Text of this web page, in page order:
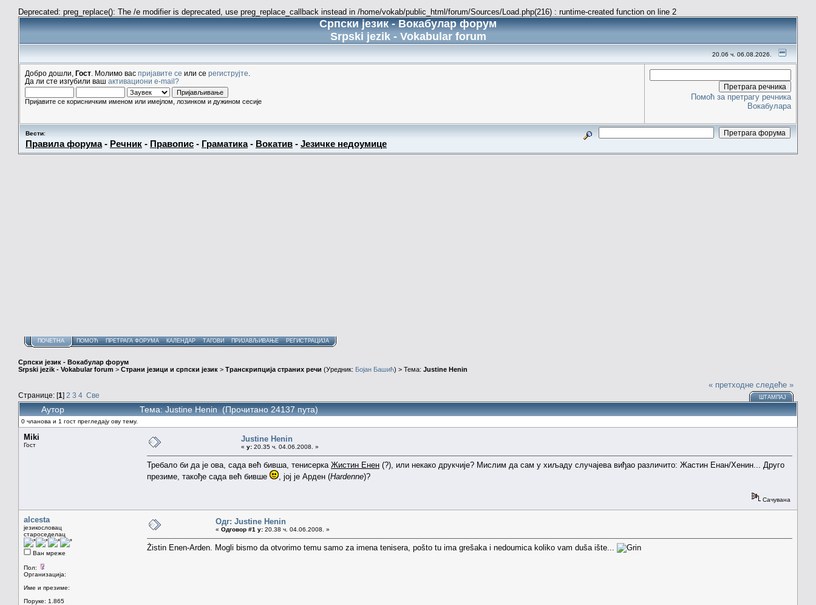
Deprecated: preg_replace(): The /e modifier is deprecated, use preg_replace_callback instead in /home/vokab/public_html/forum/Sources/Load.php(216) : runtime-created function on line 2
Српски језик - Вокабулар форум
Srpski jezik - Vokabular forum
20.06 ч. 06.08.2026.
Добро дошли, Гост . Молимо вас пријавите се или се региструјте
Да ли сте изгубили ваш активациони e-mail?
Пријавите се корисничким именом или имејлом, лозинком и дужином сесије
Помоћ за претрагу речника
Вокабулара
Вести:
Правила форума- Речник - Правопис - Граматика- Вокатив - Језичке недоумице
ПОЧЕТНА ПОМОЋ ПРЕТРАГА ФОРУМА КАЛЕНДАР ТАГОВИ ПРИЈАВЉИВАЊЕ РЕГИСТРАЦИЈА
Српски језик - Вокабулар форум
Srpski jezik - Vokabular forum > Страни језици и српски језик > Транскрипција страних речи (Уредник: Бојан Башић) > Тема: Justine Henin
Странице: [1] 2 3 4 Све
« претходне следеће »
ШТАМПАЈ
Аутор Тема: Justine Henin (Прочитано 24137 пута)
0 чланова и 1 гост прегледају ову тему.
Miki
Гост
Justine Henin
« у: 20.35 ч. 04.06.2008. »
Требало би да је ова, сада већ бивша, тенисерка Жистин Енен (?), или некако друкчије? Мислим да сам у хиљаду случајева виђао различито: Жастин Енан/Хенин... Друго
презиме, такође сада већ бивше
, јој је Арден (Hardenne)?
Сачувана
alcesta
језикословац
староседелац
Ван мреже
Пол:
Организација:
Име и презиме:
Поруке: 1.865
Одг: Justine Henin
« Одговор #1 у: 20.38 ч. 04.06.2008. »
Žistin Enen-Arden. Mogli bismo da otvorimo temu samo za imena tenisera, pošto tu ima grešaka i nedoumica koliko vam duša ište...